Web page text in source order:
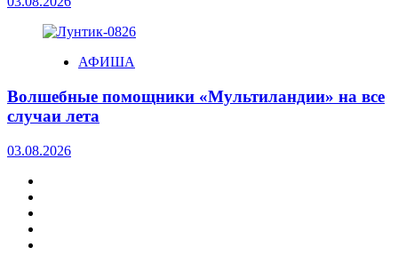
АФИША
Волшебные помощники «Мультиландии» на все
случаи лета
03.08.2026